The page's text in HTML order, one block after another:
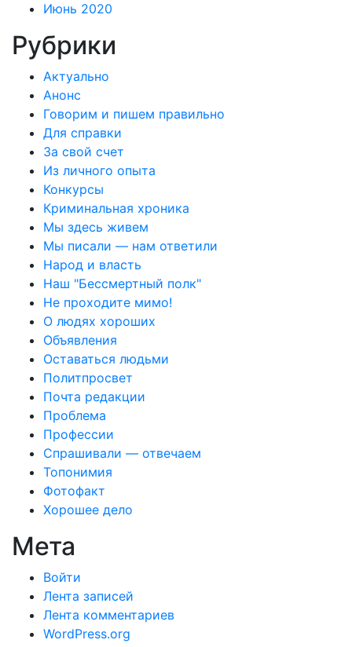
Июнь 2020
Рубрики
Актуально
Анонс
Говорим и пишем правильно
Для справки
За свой счет
Из личного опыта
Конкурсы
Криминальная хроника
Мы здесь живем
Мы писали — нам ответили
Народ и власть
Наш "Бессмертный полк"
Не проходите мимо!
О людях хороших
Объявления
Оставаться людьми
Политпросвет
Почта редакции
Проблема
Профессии
Спрашивали — отвечаем
Топонимия
Фотофакт
Хорошее дело
Мета
Войти
Лента записей
Лента комментариев
WordPress.org